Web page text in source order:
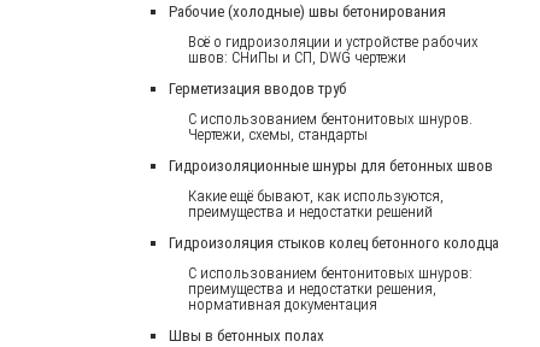
Рабочие (холодные) швы бетонирования
Всё о гидроизоляции и устройстве рабочих
швов: СНиПы и СП, DWG чертежи
Герметизация вводов труб
С использованием бентонитовых шнуров.
Чертежи, схемы, стандарты
Гидроизоляционные шнуры для бетонных швов
Какие ещё бывают, как используются,
преимущества и недостатки решений
Гидроизоляция стыков колец бетонного колодца
С использованием бентонитовых шнуров:
преимущества и недостатки решения,
нормативная документация
Швы в бетонных полах